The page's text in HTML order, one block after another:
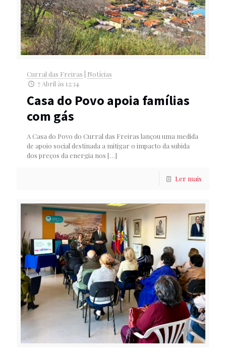
Curral das Freiras
Notícias
7 Abril às 12:34
Casa do Povo apoia famílias
com gás
A Casa do Povo do Curral das Freiras lançou uma medida
de apoio social destinada a mitigar o impacto da subida
dos preços da energia nos […]
Ler mais